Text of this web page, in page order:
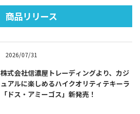
テキーラマーケット
トピックス
商品リリース
2026/07/31
株式会社信濃屋トレーディングより、カジ
ュアルに楽しめるハイクオリティテキーラ
「ドス・アミーゴス」新発売！